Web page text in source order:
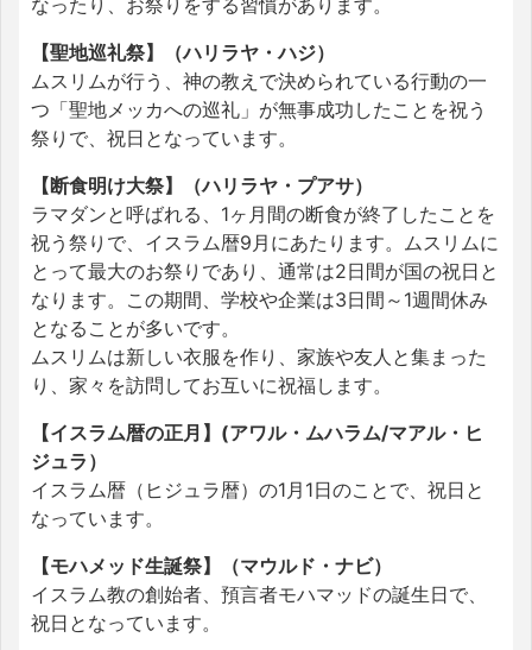
【聖地巡礼祭】（ハリラヤ・ハジ）
ムスリムが行う、神の教えで決められている行動の一
つ「聖地メッカへの巡礼」が無事成功したことを祝う
祭りで、祝日となっています。
【断食明け大祭】（ハリラヤ・プアサ）
ラマダンと呼ばれる、1ヶ月間の断食が終了したことを
祝う祭りで、イスラム暦9月にあたります。ムスリムに
とって最大のお祭りであり、通常は2日間が国の祝日と
なります。この期間、学校や企業は3日間～1週間休み
となることが多いです。
ムスリムは新しい衣服を作り、家族や友人と集まった
り、家々を訪問してお互いに祝福します。
【イスラム暦の正月】(アワル・ムハラム/マアル・ヒ
ジュラ）
イスラム暦（ヒジュラ暦）の1月1日のことで、祝日と
なっています。
【モハメッド生誕祭】（マウルド・ナビ）
イスラム教の創始者、預言者モハマッドの誕生日で、
祝日となっています。